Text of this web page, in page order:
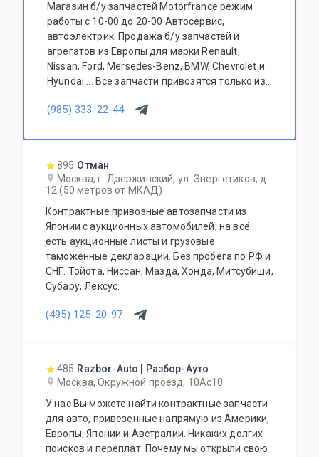
Магазин б/у запчастей Motorfrance режим
работы с 10-00 до 20-00 Автосервис,
автоэлектрик. Продажа б/у запчастей и
агрегатов из Европы для марки Renault,
Nissan, Ford, Mersedes-Benz, BMW, Chevrolet и
Hyundai.... Все запчасти привозятся только из
(985) 333-22-44
895 Отман
Москва, г. Дзержинский, ул. Энергетиков, д.
12 (50 метров от МКАД)
Контрактные привозные автозапчасти из
Японии с аукционных автомобилей, на всё
есть аукционные листы и грузовые
таможенные декларации. Без пробега по РФ и
СНГ. Тойота, Ниссан, Мазда, Хонда, Митсубиши,
Субару, Лексус.
(495) 125-20-97
485 Razbor-Auto | Разбор-Ауто
Москва, Окружной проезд, 10Ас10
У нас Вы можете найти контрактные запчасти
для авто, привезенные напрямую из Америки,
Европы, Японии и Австралии. Никаких долгих
поисков и переплат. Почему мы открыли свою